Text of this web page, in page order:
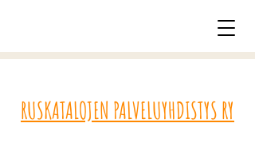
RUSKATALOJEN PALVELUYHDISTYS RY